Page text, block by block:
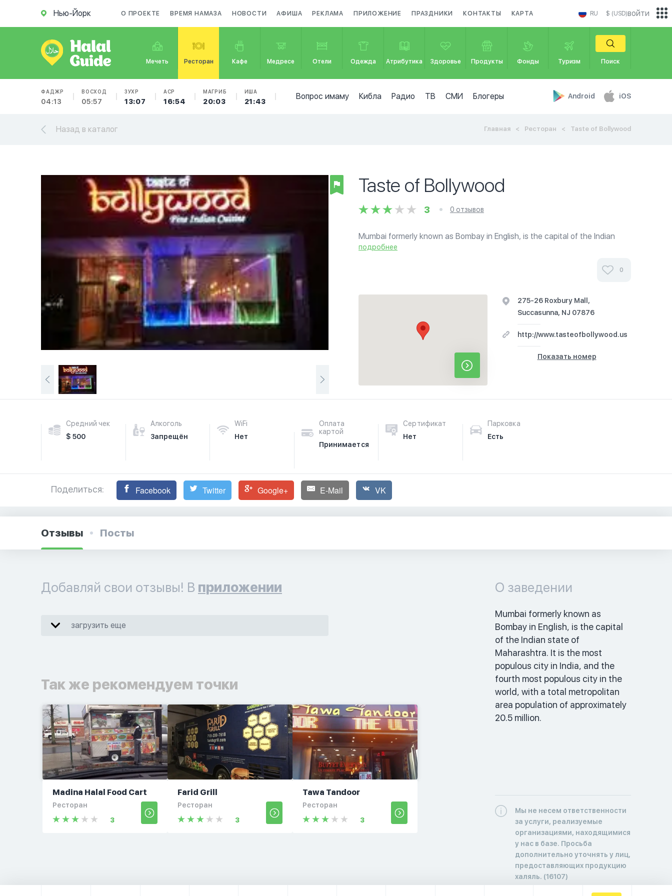
Нью-Йорк О ПРОЕКТЕ ВРЕМЯ НАМАЗА НОВОСТИ АФИША РЕКЛАМА ПРИЛОЖЕНИЕ ПРАЗДНИКИ КОНТАКТЫ КАРТА RU $ (USD)
Мечеть Ресторан Кафе Медресе Отели Одежда Атрибутика Здоровье Продукты Фонды Туризм Поиск
ФАДЖР
04:13
ВОСХОД
05:57
ЗУХР
13:07
АСР
16:54
МАГРИБ
20:03
ИША
21:43
Вопрос имаму Кибла Радио ТВ СМИ Блогеры Android iOS
войти
Назад в каталог Главная Ресторан Taste of Bollywood
Taste of Bollywood
3 0 отзывов
Mumbai formerly known as Bombay in English, is the capital of the Indian
state of Maharashtra. It is the most populous city in India, and the fourth
подробнее
0
275-26 Roxbury Mall,
Succasunna, NJ 07876
http://www.tasteofbollywood.us
Показать номер
Средний чек
$ 500
Алкоголь
Запрещён
WiFi
Нет
Оплата
картой
Принимается
Сертификат
Нет
Парковка
Есть
Поделиться: Facebook Twitter Google+ E-Mail VK
Отзывы Посты
Добавляй свои отзывы! В приложении
загрузить еще
Так же рекомендуем точки
Madina Halal Food Cart
Ресторан
3
Farid Grill
Ресторан
3
Tawa Tandoor
Ресторан
3
О заведении
Mumbai formerly known as
Bombay in English, is the capital
of the Indian state of
Maharashtra. It is the most
populous city in India, and the
fourth most populous city in the
world, with a total metropolitan
area population of approximately
20.5 million.
Мы не несем ответственности
за услуги, реализуемые
организациями, находящимися
у нас в базе. Просьба
дополнительно уточнять у лиц,
предоставляющих продукцию
халяль. (16107)